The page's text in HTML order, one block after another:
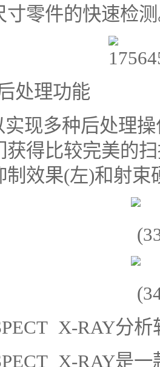
寸零件的快速检
处理功能
现多种后处理
获得比较完美的
制效果(左)和射束
X-RAY分析
X-RAY是